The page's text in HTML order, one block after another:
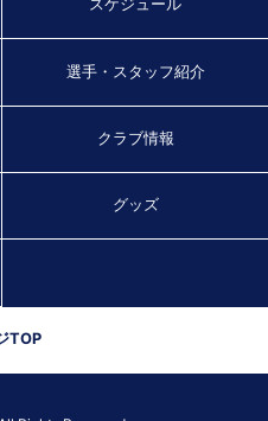
スケジュール
選手・スタッフ紹介
クラブ情報
グッズ
TOP